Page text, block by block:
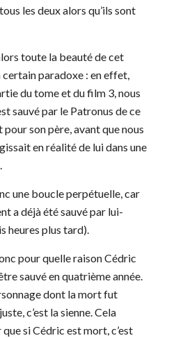
les deux alors qu’ils sont
toute la beauté de cet
certain paradoxe : en effet,
du tome et du film 3, nous
sauvé par le Patronus de ce
pour son père, avant que nous
en réalité de lui dans une
une boucle perpétuelle, car
a déjà été sauvé par lui-
heures plus tard).
pour quelle raison Cédric
sauvé en quatrième année.
dont la mort fut
c’est la sienne. Cela
si Cédric est mort, c’est